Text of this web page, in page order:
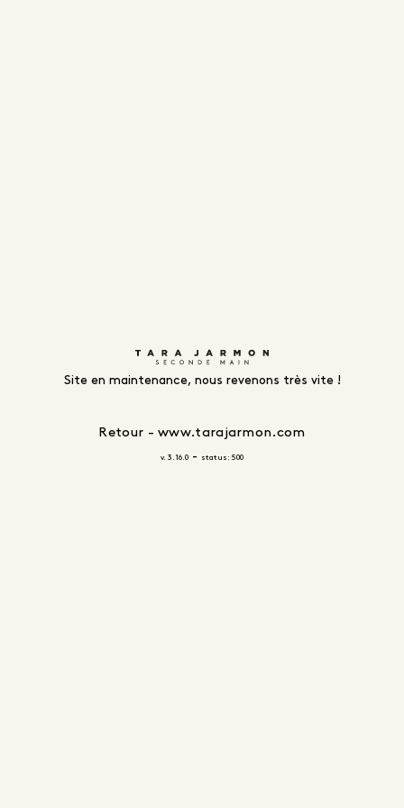
Site en maintenance, nous revenons très vite !
Retour - www.tarajarmon.com
v. 3.16.0 - status: 500